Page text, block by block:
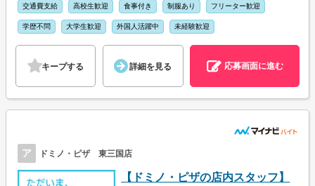
交通費支給 高校生歓迎 食事付き 制服あり フリーター歓迎
学歴不問 大学生歓迎 外国人活躍中 未経験歓迎
キープする 詳細を見る 応募画面に進む
ア ドミノ・ピザ 東三国店
【ドミノ・ピザの店内スタッフ】